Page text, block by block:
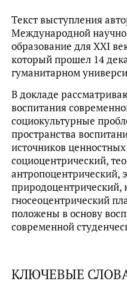
Текст выступления
Международной
образование для XXI
который прошел 14
гуманитарном
В докладе
воспитания
социокультурные
пространства
источников
социоцентрический,
антропоцентрический,
природоцентрический,
гносеоцентрический
положены в основу
современной
КЛЮЧЕВЫЕ